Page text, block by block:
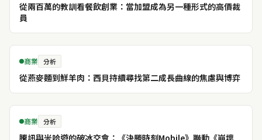
從兩百萬的教訓看餐飲創業：當加盟成為另一種形式的高價裁
員
商業 分析
從燕麥麵到鮮羊肉：西貝持續尋找第二成長曲線的焦慮與博弈
商業 分析